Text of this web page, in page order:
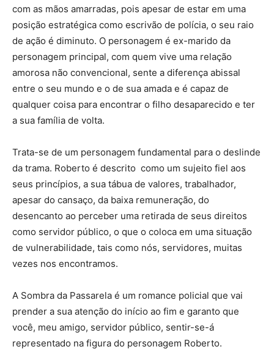
com as mãos amarradas, pois apesar de estar em uma
posição estratégica como escrivão de polícia, o seu raio
de ação é diminuto. O personagem é ex-marido da
personagem principal, com quem vive uma relação
amorosa não convencional, sente a diferença abissal
entre o seu mundo e o de sua amada e é capaz de
qualquer coisa para encontrar o filho desaparecido e ter
a sua família de volta.
Trata-se de um personagem fundamental para o deslinde
da trama. Roberto é descrito como um sujeito fiel aos
seus princípios, a sua tábua de valores, trabalhador,
apesar do cansaço, da baixa remuneração, do
desencanto ao perceber uma retirada de seus direitos
como servidor público, o que o coloca em uma situação
de vulnerabilidade, tais como nós, servidores, muitas
vezes nos encontramos.
A Sombra da Passarela é um romance policial que vai
prender a sua atenção do início ao fim e garanto que
você, meu amigo, servidor público, sentir-se-á
representado na figura do personagem Roberto.